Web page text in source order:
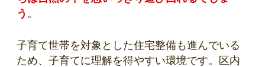
う 。
子育て世帯を対象とした住宅整備も進んでいる
ため、子育てに理解を得やすい環境です。区内